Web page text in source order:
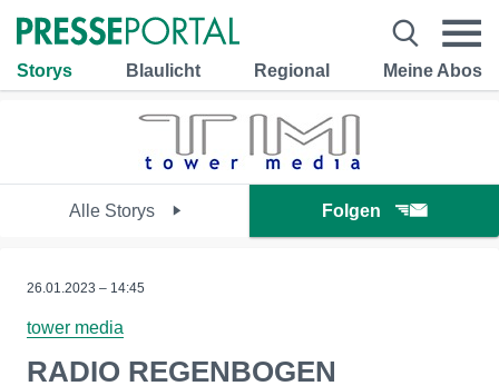
Storys Blaulicht Regional Meine Abos
Alle Storys Folgen
26.01.2023 – 14:45
tower media
RADIO REGENBOGEN